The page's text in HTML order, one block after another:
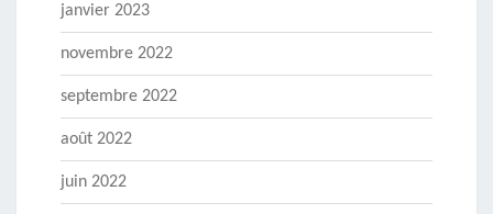
janvier 2023
novembre 2022
septembre 2022
août 2022
juin 2022